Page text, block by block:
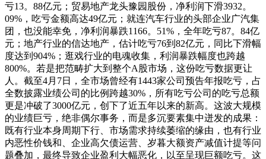
亏13。88亿元；贸易地产龙头豫园股份，净利润下滑3932。
09%，吃亏金额高达49亿元；就连汽车行业的头部企业广汽集
团，也没能幸免，净利润暴跌1166。51%，全年吃亏87。84亿
元；地产行业的信达地产，估计吃亏76到82亿元，同比下滑幅
度达到904%；逛戏行业的电魂收集，利润暴跌幅度也跨越
800%。若是把范畴扩大到整个A股市场，这份吃亏数据更让
人。截至4月7日，全市场曾经有1443家公司预告年报吃亏，占
全数披露业绩公司的比例跨越30%，所有吃亏公司的吃亏总额
更是冲破了3000亿元，创下了近五年以来的新高。这波大规模
的业绩巨亏，绝非偶尔事务，而是多沉要素集中迸发的成果：
既有行业本身周期下行、市场需求持续萎缩的缘由，也有行业
内恶性价钱和、企业高欠债运营、岁暮大额资产减值计提等问
题叠加，最终导致企业盈利大幅恶化，以至呈现巨额吃亏。这